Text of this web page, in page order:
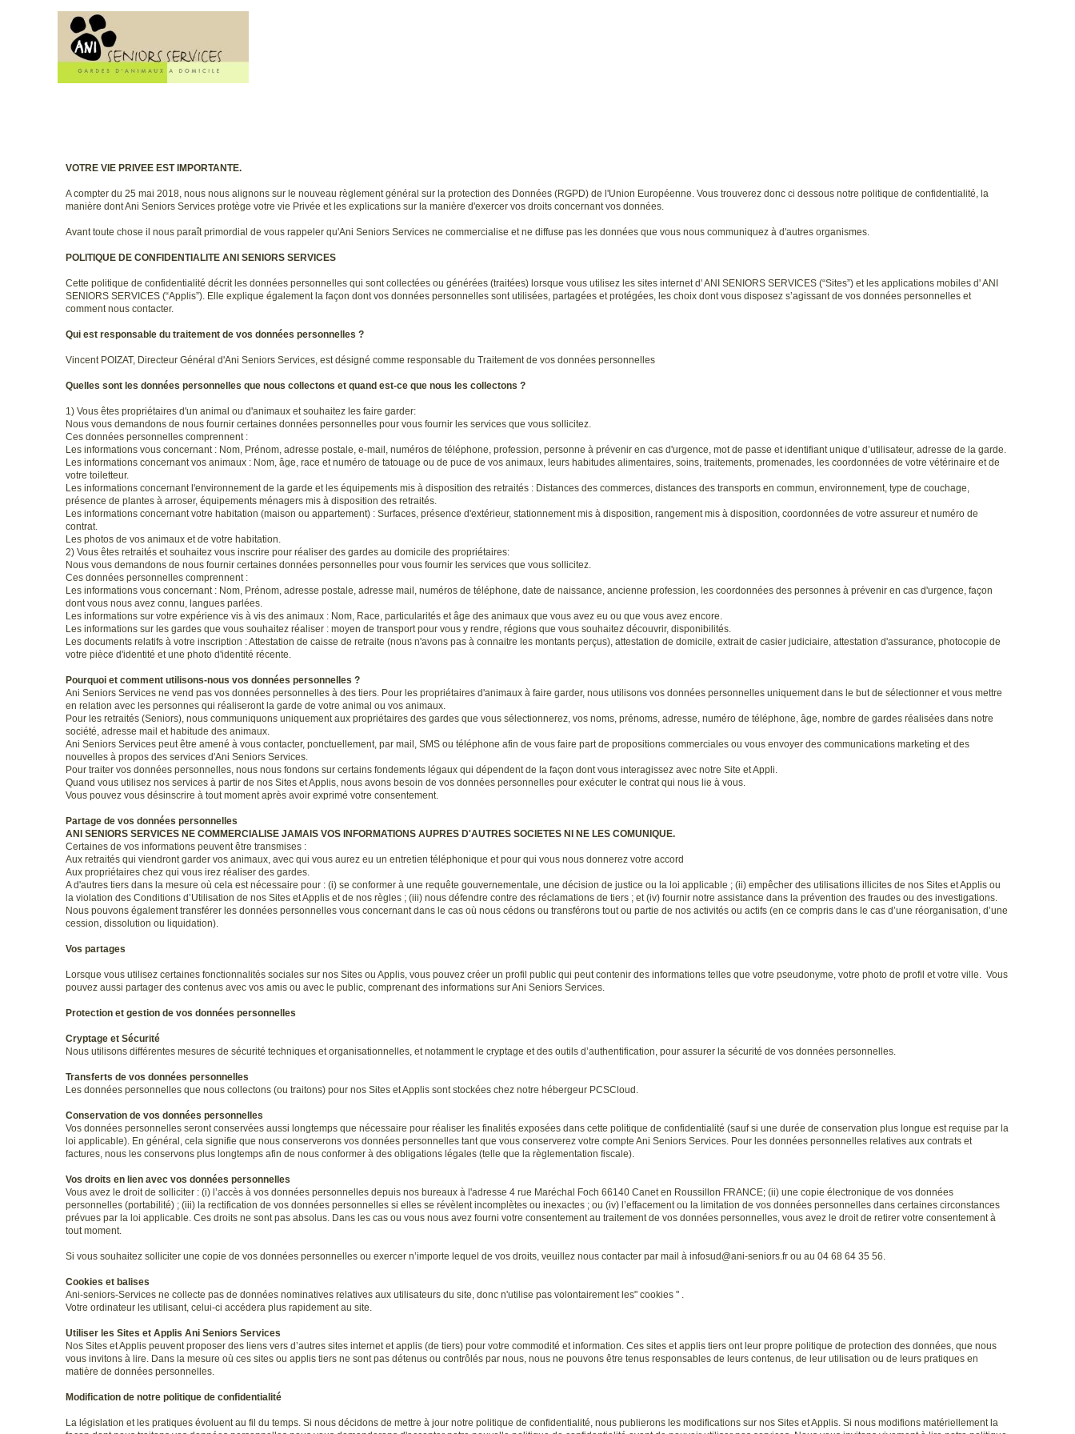
VOTRE VIE PRIVEE EST IMPORTANTE.
A compter du 25 mai 2018, nous nous alignons sur le nouveau règlement général sur la protection des Données (RGPD) de l'Union Européenne. Vous trouverez donc ci dessous notre politique de confidentialité, la
manière dont Ani Seniors Services protège votre vie Privée et les explications sur la manière d'exercer vos droits concernant vos données.
Avant toute chose il nous paraît primordial de vous rappeler qu'Ani Seniors Services ne commercialise et ne diffuse pas les données que vous nous communiquez à d'autres organismes.
POLITIQUE DE CONFIDENTIALITE ANI SENIORS SERVICES
Cette politique de confidentialité décrit les données personnelles qui sont collectées ou générées (traitées) lorsque vous utilisez les sites internet d' ANI SENIORS SERVICES (“Sites”) et les applications mobiles d' ANI
SENIORS SERVICES (“Applis”). Elle explique également la façon dont vos données personnelles sont utilisées, partagées et protégées, les choix dont vous disposez s’agissant de vos données personnelles et
comment nous contacter.
Qui est responsable du traitement de vos données personnelles ?
Vincent POIZAT, Directeur Général d'Ani Seniors Services, est désigné comme responsable du Traitement de vos données personnelles
Quelles sont les données personnelles que nous collectons et quand est-ce que nous les collectons ?
1) Vous êtes propriétaires d'un animal ou d'animaux et souhaitez les faire garder:
Nous vous demandons de nous fournir certaines données personnelles pour vous fournir les services que vous sollicitez.
Ces données personnelles comprennent :
Les informations vous concernant : Nom, Prénom, adresse postale, e-mail, numéros de téléphone, profession, personne à prévenir en cas d'urgence, mot de passe et identifiant unique d’utilisateur, adresse de la garde.
Les informations concernant vos animaux : Nom, âge, race et numéro de tatouage ou de puce de vos animaux, leurs habitudes alimentaires, soins, traitements, promenades, les coordonnées de votre vétérinaire et de
votre toiletteur.
Les informations concernant l'environnement de la garde et les équipements mis à disposition des retraités : Distances des commerces, distances des transports en commun, environnement, type de couchage,
présence de plantes à arroser, équipements ménagers mis à disposition des retraités.
Les informations concernant votre habitation (maison ou appartement) : Surfaces, présence d'extérieur, stationnement mis à disposition, rangement mis à disposition, coordonnées de votre assureur et numéro de
contrat.
Les photos de vos animaux et de votre habitation.
2) Vous êtes retraités et souhaitez vous inscrire pour réaliser des gardes au domicile des propriétaires:
Nous vous demandons de nous fournir certaines données personnelles pour vous fournir les services que vous sollicitez.
Ces données personnelles comprennent :
Les informations vous concernant : Nom, Prénom, adresse postale, adresse mail, numéros de téléphone, date de naissance, ancienne profession, les coordonnées des personnes à prévenir en cas d'urgence, façon
dont vous nous avez connu, langues parlées.
Les informations sur votre expérience vis à vis des animaux : Nom, Race, particularités et âge des animaux que vous avez eu ou que vous avez encore.
Les informations sur les gardes que vous souhaitez réaliser : moyen de transport pour vous y rendre, régions que vous souhaitez découvrir, disponibilités.
Les documents relatifs à votre inscription : Attestation de caisse de retraite (nous n'avons pas à connaitre les montants perçus), attestation de domicile, extrait de casier judiciaire, attestation d'assurance, photocopie de
votre pièce d'identité et une photo d'identité récente.
Pourquoi et comment utilisons-nous vos données personnelles ?
Ani Seniors Services ne vend pas vos données personnelles à des tiers. Pour les propriétaires d'animaux à faire garder, nous utilisons vos données personnelles uniquement dans le but de sélectionner et vous mettre
en relation avec les personnes qui réaliseront la garde de votre animal ou vos animaux.
Pour les retraités (Seniors), nous communiquons uniquement aux propriétaires des gardes que vous sélectionnerez, vos noms, prénoms, adresse, numéro de téléphone, âge, nombre de gardes réalisées dans notre
société, adresse mail et habitude des animaux.
Ani Seniors Services peut être amené à vous contacter, ponctuellement, par mail, SMS ou téléphone afin de vous faire part de propositions commerciales ou vous envoyer des communications marketing et des
nouvelles à propos des services d'Ani Seniors Services.
Pour traiter vos données personnelles, nous nous fondons sur certains fondements légaux qui dépendent de la façon dont vous interagissez avec notre Site et Appli.
Quand vous utilisez nos services à partir de nos Sites et Applis, nous avons besoin de vos données personnelles pour exécuter le contrat qui nous lie à vous.
Vous pouvez vous désinscrire à tout moment après avoir exprimé votre consentement.
Partage de vos données personnelles
ANI SENIORS SERVICES NE COMMERCIALISE JAMAIS VOS INFORMATIONS AUPRES D'AUTRES SOCIETES NI NE LES COMUNIQUE.
Certaines de vos informations peuvent être transmises :
Aux retraités qui viendront garder vos animaux, avec qui vous aurez eu un entretien téléphonique et pour qui vous nous donnerez votre accord
Aux propriétaires chez qui vous irez réaliser des gardes.
A d'autres tiers dans la mesure où cela est nécessaire pour : (i) se conformer à une requête gouvernementale, une décision de justice ou la loi applicable ; (ii) empêcher des utilisations illicites de nos Sites et Applis ou
la violation des Conditions d’Utilisation de nos Sites et Applis et de nos règles ; (iii) nous défendre contre des réclamations de tiers ; et (iv) fournir notre assistance dans la prévention des fraudes ou des investigations.
Nous pouvons également transférer les données personnelles vous concernant dans le cas où nous cédons ou transférons tout ou partie de nos activités ou actifs (en ce compris dans le cas d’une réorganisation, d’une
cession, dissolution ou liquidation).
Vos partages
Lorsque vous utilisez certaines fonctionnalités sociales sur nos Sites ou Applis, vous pouvez créer un profil public qui peut contenir des informations telles que votre pseudonyme, votre photo de profil et votre ville. Vous
pouvez aussi partager des contenus avec vos amis ou avec le public, comprenant des informations sur Ani Seniors Services.
Protection et gestion de vos données personnelles
Cryptage et Sécurité
Nous utilisons différentes mesures de sécurité techniques et organisationnelles, et notamment le cryptage et des outils d’authentification, pour assurer la sécurité de vos données personnelles.
Transferts de vos données personnelles
Les données personnelles que nous collectons (ou traitons) pour nos Sites et Applis sont stockées chez notre hébergeur PCSCloud.
Conservation de vos données personnelles
Vos données personnelles seront conservées aussi longtemps que nécessaire pour réaliser les finalités exposées dans cette politique de confidentialité (sauf si une durée de conservation plus longue est requise par la
loi applicable). En général, cela signifie que nous conserverons vos données personnelles tant que vous conserverez votre compte Ani Seniors Services. Pour les données personnelles relatives aux contrats et
factures, nous les conservons plus longtemps afin de nous conformer à des obligations légales (telle que la règlementation fiscale).
Vos droits en lien avec vos données personnelles
Vous avez le droit de solliciter : (i) l’accès à vos données personnelles depuis nos bureaux à l'adresse 4 rue Maréchal Foch 66140 Canet en Roussillon FRANCE; (ii) une copie électronique de vos données
personnelles (portabilité) ; (iii) la rectification de vos données personnelles si elles se révèlent incomplètes ou inexactes ; ou (iv) l’effacement ou la limitation de vos données personnelles dans certaines circonstances
prévues par la loi applicable. Ces droits ne sont pas absolus. Dans les cas ou vous nous avez fourni votre consentement au traitement de vos données personnelles, vous avez le droit de retirer votre consentement à
tout moment.
Si vous souhaitez solliciter une copie de vos données personnelles ou exercer n’importe lequel de vos droits, veuillez nous contacter par mail à infosud@ani-seniors.fr ou au 04 68 64 35 56.
Cookies et balises
Ani-seniors-Services ne collecte pas de données nominatives relatives aux utilisateurs du site, donc n'utilise pas volontairement les" cookies " .
Votre ordinateur les utilisant, celui-ci accédera plus rapidement au site.
Utiliser les Sites et Applis Ani Seniors Services
Nos Sites et Applis peuvent proposer des liens vers d’autres sites internet et applis (de tiers) pour votre commodité et information. Ces sites et applis tiers ont leur propre politique de protection des données, que nous
vous invitons à lire. Dans la mesure où ces sites ou applis tiers ne sont pas détenus ou contrôlés par nous, nous ne pouvons être tenus responsables de leurs contenus, de leur utilisation ou de leurs pratiques en
matière de données personnelles.
Modification de notre politique de confidentialité
La législation et les pratiques évoluent au fil du temps. Si nous décidons de mettre à jour notre politique de confidentialité, nous publierons les modifications sur nos Sites et Applis. Si nous modifions matériellement la